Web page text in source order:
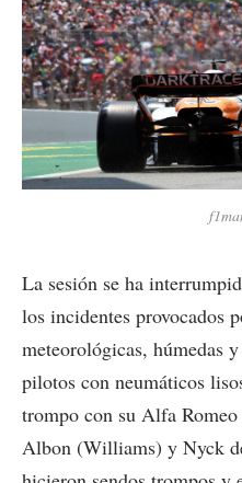
La sesión se ha
los incidentes provocados
meteorológicas, húmedas
pilotos con neumáticos
trompo con su Alfa
Albon (Williams) y Nyck